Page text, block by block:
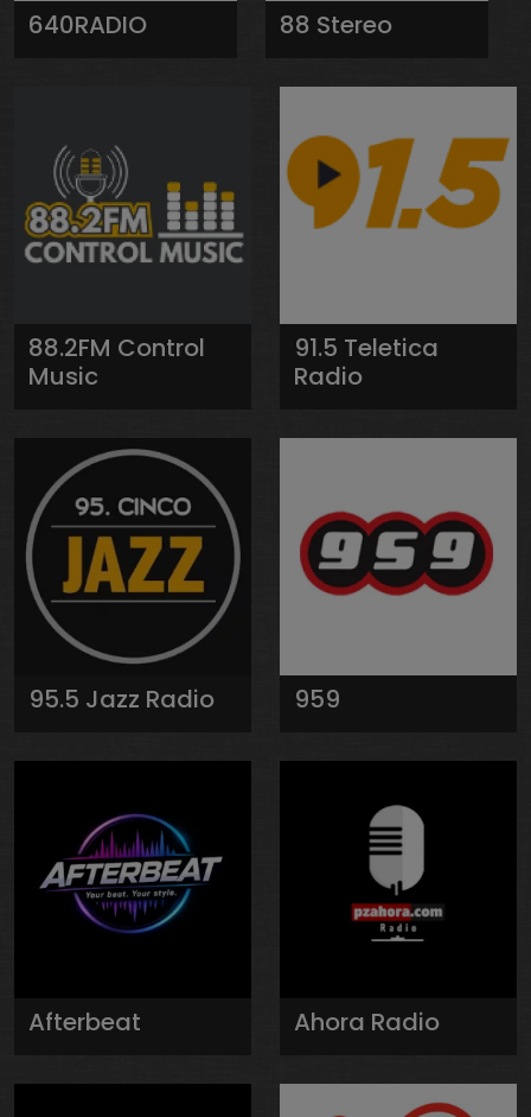
640RADIO 88 Stereo
88.2FM Control
Music
91.5 Teletica
Radio
95.5 Jazz Radio 959
Afterbeat Ahora Radio